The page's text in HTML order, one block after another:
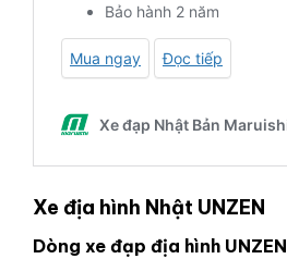
Xe địa hình Nhật UNZEN
Dòng xe đạp địa hình UNZEN